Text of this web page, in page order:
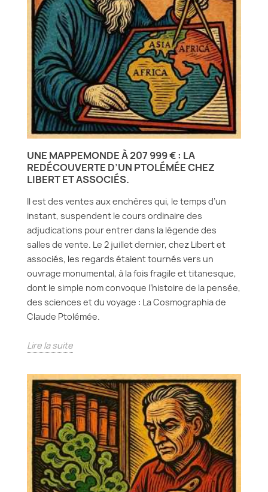
UNE MAPPEMONDE À 207 999 € : LA
REDÉCOUVERTE D’UN PTOLÉMÉE CHEZ
LIBERT ET ASSOCIÉS.
Il est des ventes aux enchères qui, le temps d’un
instant, suspendent le cours ordinaire des
adjudications pour entrer dans la légende des
salles de vente. Le 2 juillet dernier, chez Libert et
associés, les regards étaient tournés vers un
ouvrage monumental, à la fois fragile et titanesque,
dont le simple nom convoque l’histoire de la pensée,
des sciences et du voyage : La Cosmographia de
Claude Ptolémée.
Lire la suite